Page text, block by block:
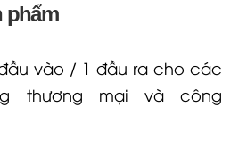
phẩm
vào / 1 đầu ra cho các
thương mại và công